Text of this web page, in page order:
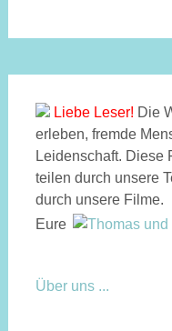
Liebe Leser! Die
erleben, fremde
Leidenschaft. Diese
teilen durch unsere
durch unsere Filme.
Eure
Über uns ...